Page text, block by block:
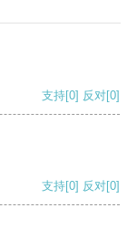
支持[0] 反对[0]
支持[0] 反对[0]